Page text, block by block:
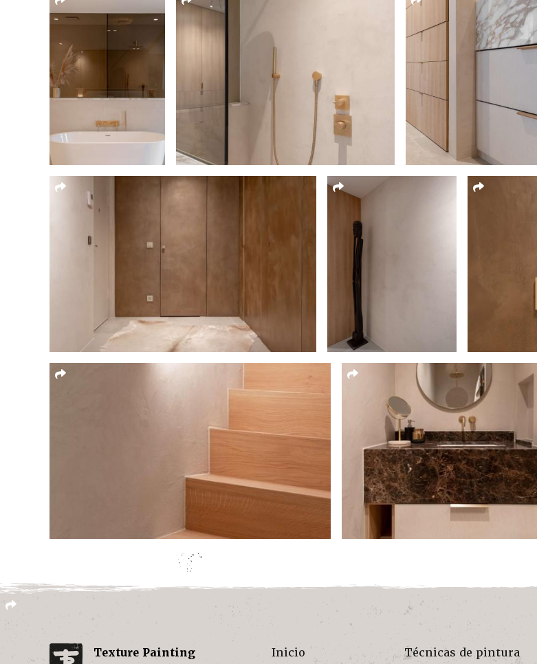
Texture Painting
Inicio
Técnicas de pintura